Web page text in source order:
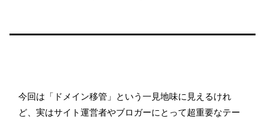
今回は「ドメイン移管」という一見地味に見えるけれ
ど、実はサイト運営者やブロガーにとって超重要なテー